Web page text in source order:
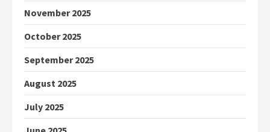
November 2025
October 2025
September 2025
August 2025
July 2025